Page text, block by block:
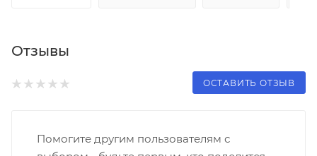
Отзывы
ОСТАВИТЬ ОТЗЫВ
Помогите другим пользователям с